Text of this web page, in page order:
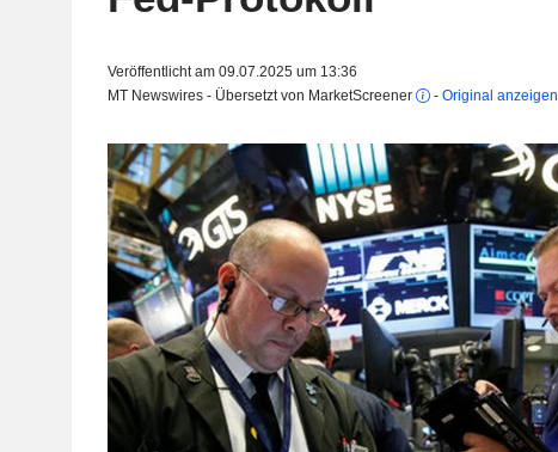
Veröffentlicht am 09.07.2025 um 13:36
MT Newswires - Übersetzt von MarketScreener
- Original anzeigen